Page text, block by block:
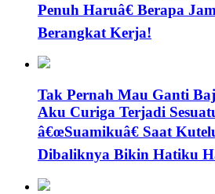
Penuh Haruâ€ Berapa
Berangkat Kerja!
Tak Pernah Mau Ganti
Aku Curiga Terjadi
â€œSuamikuâ€ Saat
Dibaliknya Bikin Hatiku